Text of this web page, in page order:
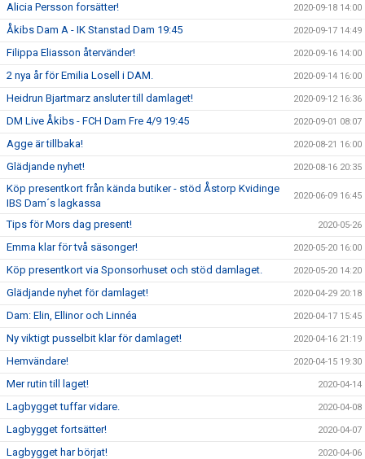
Alicia Persson forsätter! 2020-09-18 14:00
Åkibs Dam A - IK Stanstad Dam 19:45 2020-09-17 14:49
Filippa Eliasson återvänder! 2020-09-16 14:00
2 nya år för Emilia Losell i DAM. 2020-09-14 16:00
Heidrun Bjartmarz ansluter till damlaget! 2020-09-12 16:36
DM Live Åkibs - FCH Dam Fre 4/9 19:45 2020-09-01 08:07
Agge är tillbaka! 2020-08-21 16:00
Glädjande nyhet! 2020-08-16 20:35
Köp presentkort från kända butiker - stöd Åstorp Kvidinge
IBS Dam´s lagkassa
2020-06-09 16:45
Tips för Mors dag present! 2020-05-26
Emma klar för två säsonger! 2020-05-20 16:00
Köp presentkort via Sponsorhuset och stöd damlaget. 2020-05-20 14:20
Glädjande nyhet för damlaget! 2020-04-29 20:18
Dam: Elin, Ellinor och Linnéa 2020-04-17 15:45
Ny viktigt pusselbit klar för damlaget! 2020-04-16 21:19
Hemvändare! 2020-04-15 19:30
Mer rutin till laget! 2020-04-14
Lagbygget tuffar vidare. 2020-04-08
Lagbygget fortsätter! 2020-04-07
Lagbygget har börjat! 2020-04-06